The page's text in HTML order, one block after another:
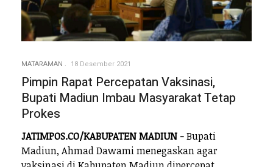
MATARAMAN 18 Desember 2021
Pimpin Rapat Percepatan Vaksinasi,
Bupati Madiun Imbau Masyarakat Tetap
Prokes
JATIMPOS.CO/KABUPATEN MADIUN -Bupati
Madiun, Ahmad Dawami menegaskan agar